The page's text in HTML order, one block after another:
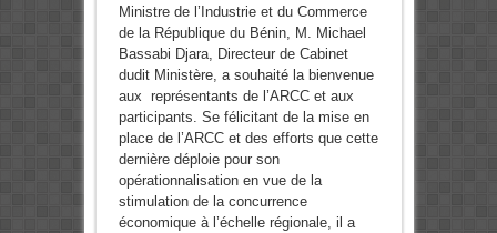
Ministre de l’Industrie et du Commerce
de la République du Bénin, M. Michael
Bassabi Djara, Directeur de Cabinet
dudit Ministère, a souhaité la bienvenue
aux représentants de l’ARCC et aux
participants. Se félicitant de la mise en
place de l’ARCC et des efforts que cette
dernière déploie pour son
opérationnalisation en vue de la
stimulation de la concurrence
économique à l’échelle régionale, il a